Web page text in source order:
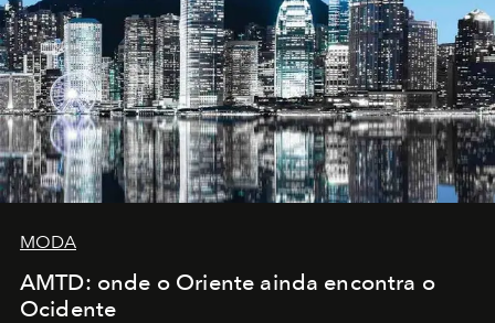
MODA
AMTD: onde o Oriente ainda encontra o
Ocidente